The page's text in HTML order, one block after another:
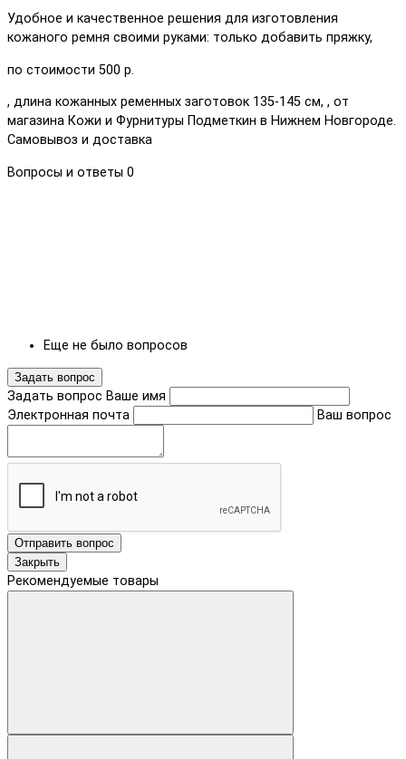
Удобное и качественное решения для изготовления
кожаного ремня своими руками: только добавить пряжку,
по стоимости 500 р.
, длина кожанных ременных заготовок 135-145 см, , от
магазина Кожи и Фурнитуры Подметкин в Нижнем Новгороде.
Самовывоз и доставка
Вопросы и ответы 0
Еще не было вопросов
Задать вопрос
Задать вопрос Ваше имя
Электронная почта
Ваш вопрос
Отправить вопрос
Закрыть
Рекомендуемые товары